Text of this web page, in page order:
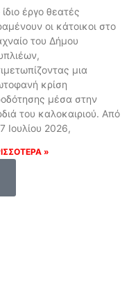
ίδιο έργο θεατές
οι κάτοικοι στο
του Δήμου
μια
κρίση
μέσα στην
του καλοκαιριού. Από
Ιουλίου 2026,
»